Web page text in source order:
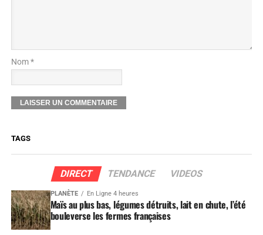
Nom *
TAGS
DIRECT TENDANCE VIDEOS
PLANÈTE En Ligne 4 heures
Maïs au plus bas, légumes détruits, lait en chute, l’été
bouleverse les fermes françaises